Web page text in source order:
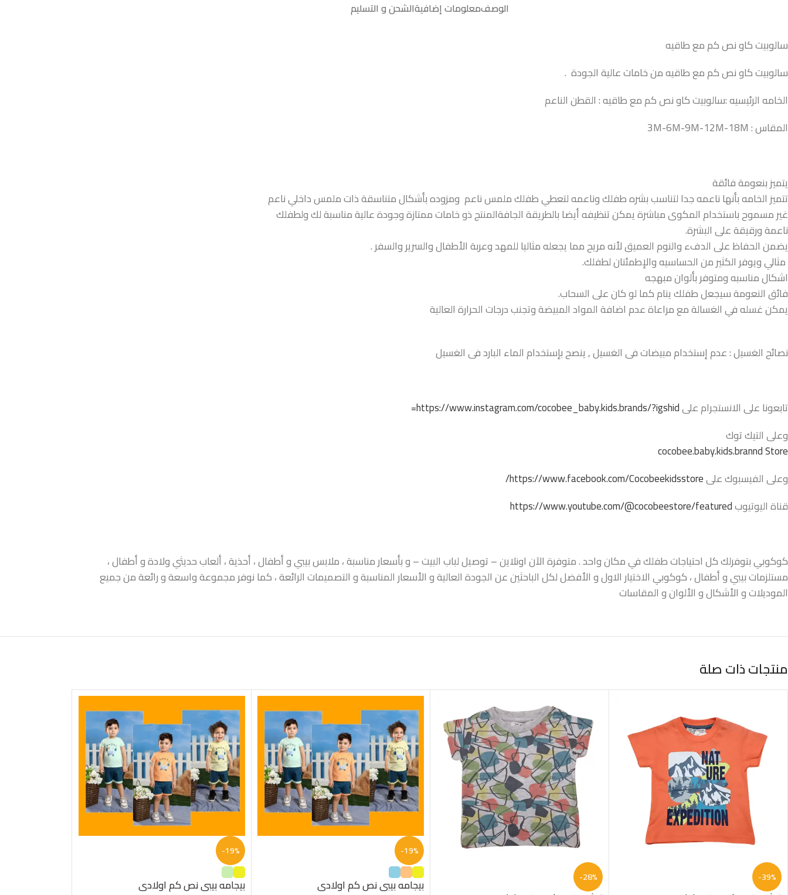
الوصفمعلومات إضافيةالشحن و التسليم
سالوبيت كاو نص كم مع طاقيه
سالوبيت كاو نص كم مع طاقيه من خامات عالية الجودة .
الخامه الرئيسيه :سالوبيت كاو نص كم مع طاقيه : القطن الناعم
المقاس : 3M-6M-9M-12M-18M
يتميز بنعومة فائقة
تتميز الخامه بأنها ناعمه جدا لتناسب بشره طفلك وناعمه لتعطي طفلك ملمس ناعم ومزوده بأشكال متناسقة ذات ملمس داخلي ناعم
غير مسموح باستخدام المكوى مباشرة يمكن تنظيفه أيضا بالطريقة الجافةالمنتج ذو خامات ممتازة وجودة عالية مناسبة لك ولطفلك
ناعمة ورقيقة على البشرة.
يضمن الحفاظ على الدفء والنوم العميق لأنه مريح مما يجعله مثاليا للمهد وعربة الأطفال والسرير والسفر .
مثالي ويوفر الكثير من الحساسيه والإطمئنان لطفلك.
اشكال مناسبه ومتوفر بألوان مبهجه
فائق النعومة سيجعل طفلك ينام كما لو كان على السحاب.
يمكن غسله في الغسالة مع مراعاة عدم اضافة المواد المبيضة وتجنب درجات الحرارة العالية
نصائح الغسيل : عدم إستخدام مبيضات فى الغسيل , ينصح بإستخدام الماء البارد فى الغسيل
تابعونا على الانستجرام علىhttps://www.instagram.com/cocobee_baby.kids.brands/?igshid=
وعلى التيك توك
cocobee.baby.kids.brannd Store
وعلى الفيسبوك علىhttps://www.facebook.com/Cocobeekidsstore/
قناة اليوتيوبhttps://www.youtube.com/@cocobeestore/featured
كوكوبي بتوفرلك كل احتياجات طفلك في مكان واحد . متوفرة الآن اونلاين – توصيل لباب البيت – و بأسعار مناسبة ، ملابس بيبي و أطفال ، أحذية ، ألعاب حديثي ولادة و أطفال ،
مستلزمات بيبي و أطفال ، كوكوبي الاختيار الاول و الأفضل لكل الباحثين عن الجودة العالية و الأسعار المناسبة و التصميمات الرائعة ، كما نوفر مجموعة واسعة و رائعة من جميع
الموديلات و الأشكال و الألوان و المقاسات
منتجات ذات صلة
-39%
-28%
-19%
بيجامه بيبى نص كم اولادى
-19%
بيجامه بيبى نص كم اولادى